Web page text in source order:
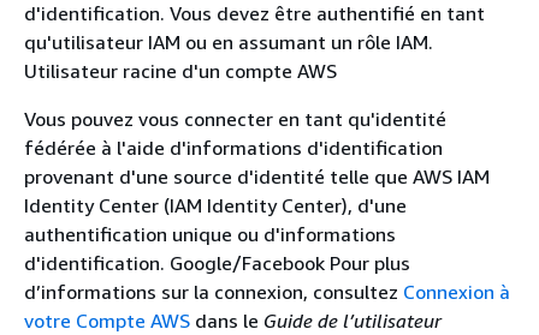
d'identification. Vous devez être authentifié en tant
qu'utilisateur IAM ou en assumant un rôle IAM.
Utilisateur racine d'un compte AWS
Vous pouvez vous connecter en tant qu'identité
fédérée à l'aide d'informations d'identification
provenant d'une source d'identité telle que AWS IAM
Identity Center (IAM Identity Center), d'une
authentification unique ou d'informations
d'identification. Google/Facebook Pour plus
d’informations sur la connexion, consultez Connexion à
votre Compte AWS dans le Guide de l’utilisateur